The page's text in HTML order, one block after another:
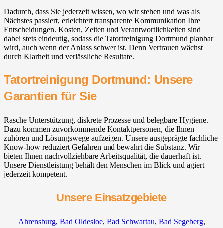
Dadurch, dass Sie jederzeit wissen, wo wir stehen und was als
Nächstes passiert, erleichtert transparente Kommunikation Ihre
Entscheidungen. Kosten, Zeiten und Verantwortlichkeiten sind
dabei stets eindeutig, sodass die Tatortreinigung Dortmund planbar
wird, auch wenn der Anlass schwer ist. Denn Vertrauen wächst
durch Klarheit und verlässliche Resultate.
Tatortreinigung Dortmund: Unsere
Garantien für Sie
Rasche Unterstützung, diskrete Prozesse und belegbare Hygiene.
Dazu kommen zuvorkommende Kontaktpersonen, die Ihnen
zuhören und Lösungswege aufzeigen. Unsere ausgeprägte fachliche
Know-how reduziert Gefahren und bewahrt die Substanz. Wir
bieten Ihnen nachvollziehbare Arbeitsqualität, die dauerhaft ist.
Unsere Dienstleistung behält den Menschen im Blick und agiert
jederzeit kompetent.
Unsere Einsatzgebiete
Ahrensburg, Bad Oldesloe, Bad Schwartau, Bad Segeberg,